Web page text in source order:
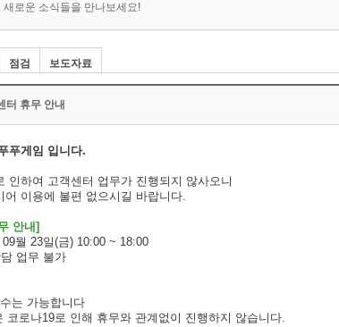
새로운 소식들을 만나보세요!
점검 보도자료
터 휴무 안내
푸게임 입니다.
인하여 고객센터 업무가 진행되지 않사오니
어 이용에 불편 없으시길 바랍니다.
안내]
09월 23일(금) 10:00 ~ 18:00
업무 불가
는 가능합니다
코로나19로 인해 휴무와 관계없이 진행하지 않습니다.